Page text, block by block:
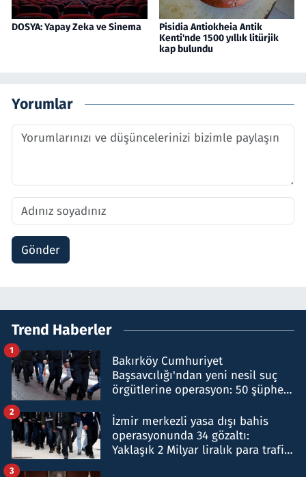
DOSYA: Yapay Zeka ve Sinema
Pisidia Antiokheia Antik
Kenti'nde 1500 yıllık litürjik
kap bulundu
Yorumlar
Gönder
Trend Haberler
Bakırköy Cumhuriyet
Başsavcılığı'ndan yeni nesil suç
örgütlerine operasyon: 50 şüpheli
1
İzmir merkezli yasa dışı bahis
operasyonunda 34 gözaltı:
Yaklaşık 2 Milyar liralık para trafiği
2
3